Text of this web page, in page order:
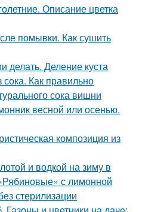
Описание цветка
помывки. Как сушить
делать. Деление куста
сока. Как правильно
сока вишни
весной или осенью.
композиция из
и водкой на зиму в
с лимонной
стерилизации